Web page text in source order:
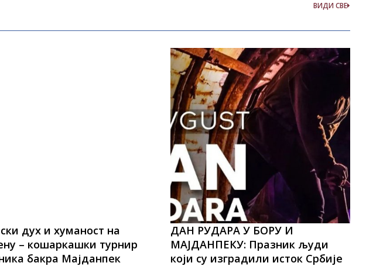
ВИДИ СВЕ
дух и хуманост на
– кошаркашки турнир
бакра Мајданпек
ДАН РУДАРА У БОРУ И
МАЈДАНПЕКУ: Празник људи
који су изградили исток Србије